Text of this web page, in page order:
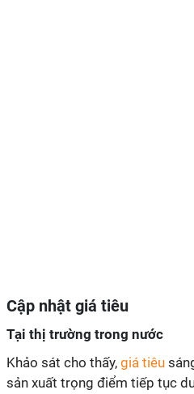
Cập nhật giá tiêu
Tại thị trường trong nước
Khảo sát cho thấy, giá tiêu
sản xuất trọng điểm tiếp tục